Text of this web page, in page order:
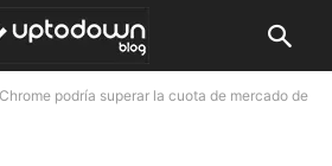
Chrome podría superar la cuota de mercado de